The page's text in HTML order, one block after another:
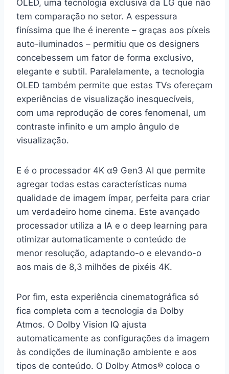
OLED, uma tecnologia exclusiva da LG que não
tem comparação no setor. A espessura
finíssima que lhe é inerente – graças aos píxeis
auto-iluminados – permitiu que os designers
concebessem um fator de forma exclusivo,
elegante e subtil. Paralelamente, a tecnologia
OLED também permite que estas TVs ofereçam
experiências de visualização inesquecíveis,
com uma reprodução de cores fenomenal, um
contraste infinito e um amplo ângulo de
visualização.
E é o processador 4K α9 Gen3 AI que permite
agregar todas estas características numa
qualidade de imagem ímpar, perfeita para criar
um verdadeiro home cinema. Este avançado
processador utiliza a IA e o deep learning para
otimizar automaticamente o conteúdo de
menor resolução, adaptando-o e elevando-o
aos mais de 8,3 milhões de pixéis 4K.
Por fim, esta experiência cinematográfica só
fica completa com a tecnologia da Dolby
Atmos. O Dolby Vision IQ ajusta
automaticamente as configurações da imagem
às condições de iluminação ambiente e aos
tipos de conteúdo. O Dolby Atmos® coloca o